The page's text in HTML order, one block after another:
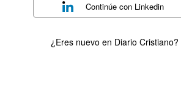
Continúe con Linkedin
¿Eres nuevo en Diario Cristiano?